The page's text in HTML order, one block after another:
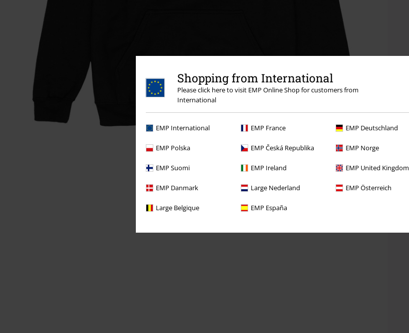
Shopping from International
Please click here to visit EMP Online Shop for customers from
International
EMP International EMP France EMP Deutschland
EMP Polska EMP Česká Republika EMP Norge
EMP Suomi EMP Ireland EMP United Kingdom
EMP Danmark Large Nederland EMP Österreich
Large Belgique EMP España